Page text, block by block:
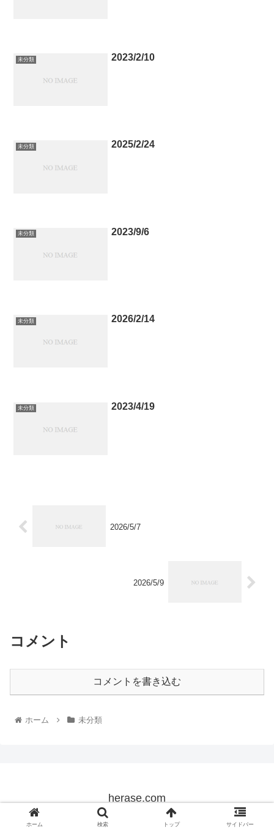
未分類 2023/2/10
未分類 2025/2/24
未分類 2023/9/6
未分類 2026/2/14
未分類 2023/4/19
2026/5/7
2026/5/9
コメント
コメントを書き込む
ホーム 未分類
herase.com
© 2022 herase.com.
ホーム 検索 トップ サイドバー